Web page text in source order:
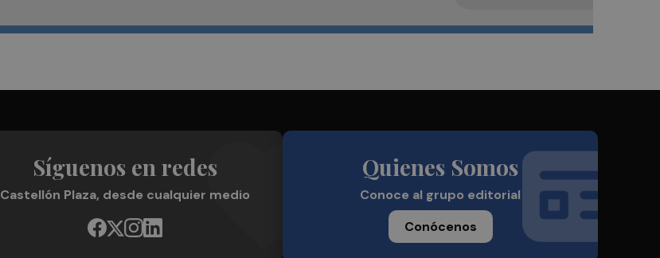
Síguenos en redes
Castellón Plaza, desde cualquier medio
Quienes Somos
Conoce al grupo editorial
Conócenos